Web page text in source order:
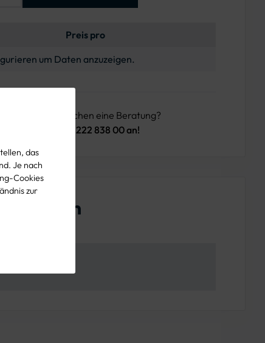
das
Je nach
Cookies
zur
Preis pro
um Daten anzuzeigen.
oder wünschen eine Beratung?
unter der 089 1222 838 00 an!